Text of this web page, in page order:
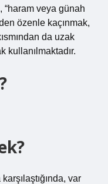
“haram veya günah
özenle kaçınmak,
da uzak
kullanılmaktadır.
var